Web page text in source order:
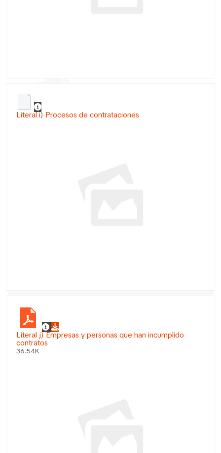
Literal i) Procesos de contrataciones
Literal j) Empresas y personas que han incumplido
contratos
36.54K